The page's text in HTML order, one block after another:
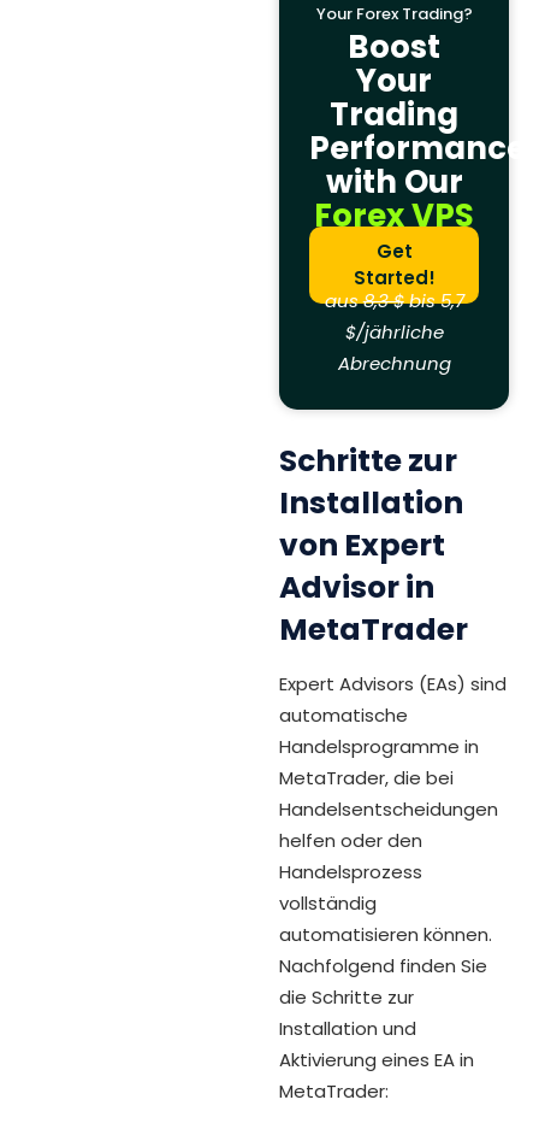
Your Forex Trading?
Boost
Your
Trading
Performance
with Our
Forex VPS
Get
Started!
aus8,3 $bis 5,7
$/jährliche
Abrechnung
Schritte zur
Installation
von Expert
Advisor in
MetaTrader
Expert Advisors (EAs) sind
automatische
Handelsprogramme in
MetaTrader, die bei
Handelsentscheidungen
helfen oder den
Handelsprozess
vollständig
automatisieren können.
Nachfolgend finden Sie
die Schritte zur
Installation und
Aktivierung eines EA in
MetaTrader: